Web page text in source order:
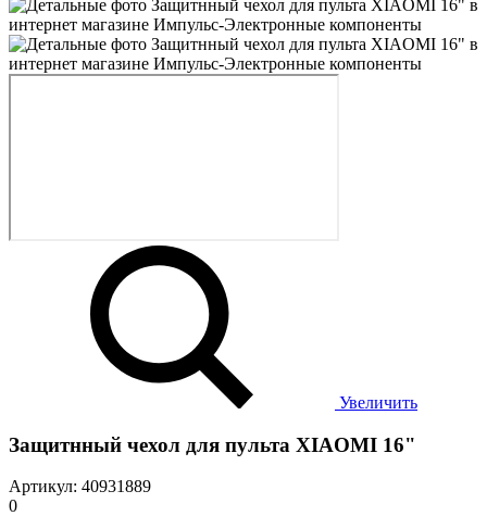
Увеличить
Защитнный чехол для пульта XIAOMI 16"
Артикул: 40931889
0